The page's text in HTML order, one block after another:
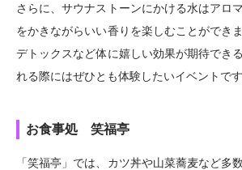
さらに、サウナストーンにかける水はアロ
をかきながらいい香りを楽しむことができ
デトックスなど体に嬉しい効果が期待でき
れる際にはぜひとも体験したいイベントです
お食事処 笑福亭
「笑福亭」では、カツ丼や山菜蕎麦など多